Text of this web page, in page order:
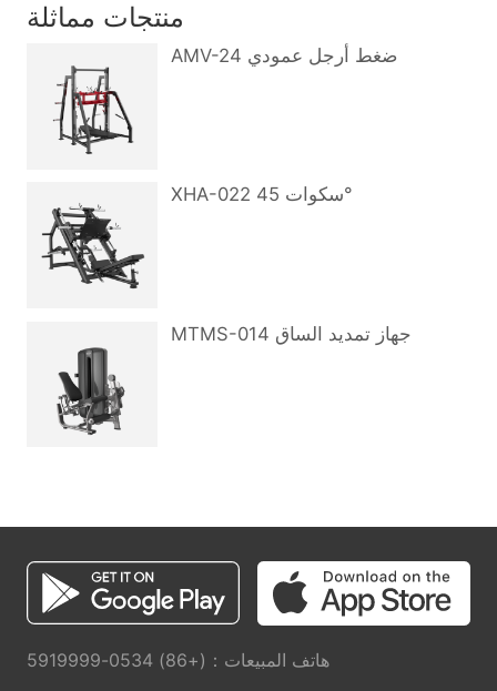
منتجات مماثلة
AMV-24 ضغط أرجل عمودي
XHA-022 سكوات 45°
MTMS-014 جهاز تمديد الساق
هاتف المبيعات：(+86) 0534-5919999